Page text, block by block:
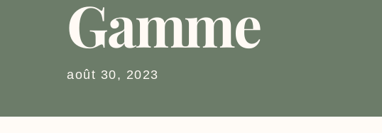
Gamme
août 30, 2023